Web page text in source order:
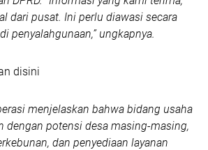
dari pusat. Ini perlu diawasi secara
penyalahgunaan,” ungkapnya.
disini
menjelaskan bahwa bidang usaha
dengan potensi desa masing-masing,
dan penyediaan layanan